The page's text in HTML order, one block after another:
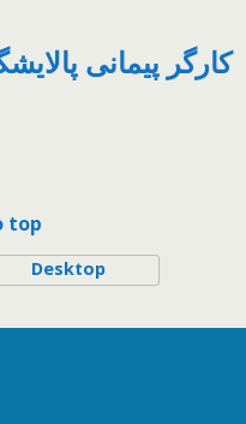
top
Desktop